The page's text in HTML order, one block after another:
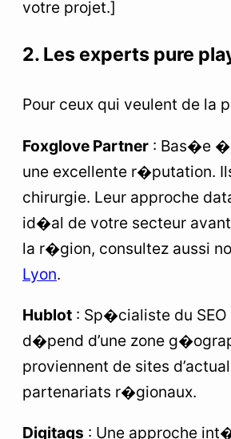
votre projet.]
2. Les experts pure
Pour ceux qui veulent de la
Foxglove Partner : Bas�e �
une excellente r�putation.
chirurgie. Leur approche
id�al de votre secteur
la r�gion, consultez aussi
Lyon.
Hublot : Sp�cialiste du
d�pend d’une zone
proviennent de sites
partenariats r�gionaux.
Digitags : Une approche